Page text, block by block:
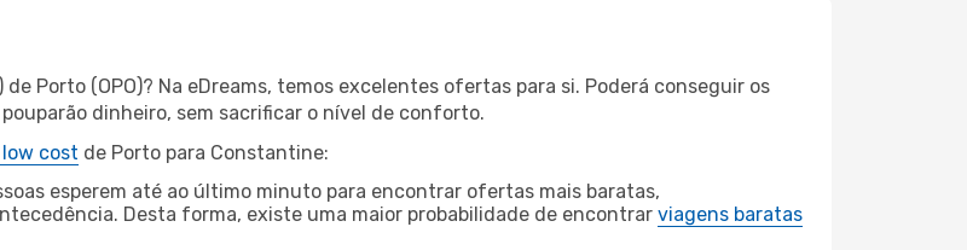
Porto (OPO)? Na eDreams, temos excelentes ofertas para si. Poderá conseguir os
dinheiro, sem sacrificar o nível de conforto.
cost de Porto para Constantine:
esperem até ao último minuto para encontrar ofertas mais baratas,
Desta forma, existe uma maior probabilidade de encontrar viagens baratas